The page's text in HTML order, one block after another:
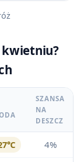
kwietniu?
SZANSA
NA
DESZCZ
4%